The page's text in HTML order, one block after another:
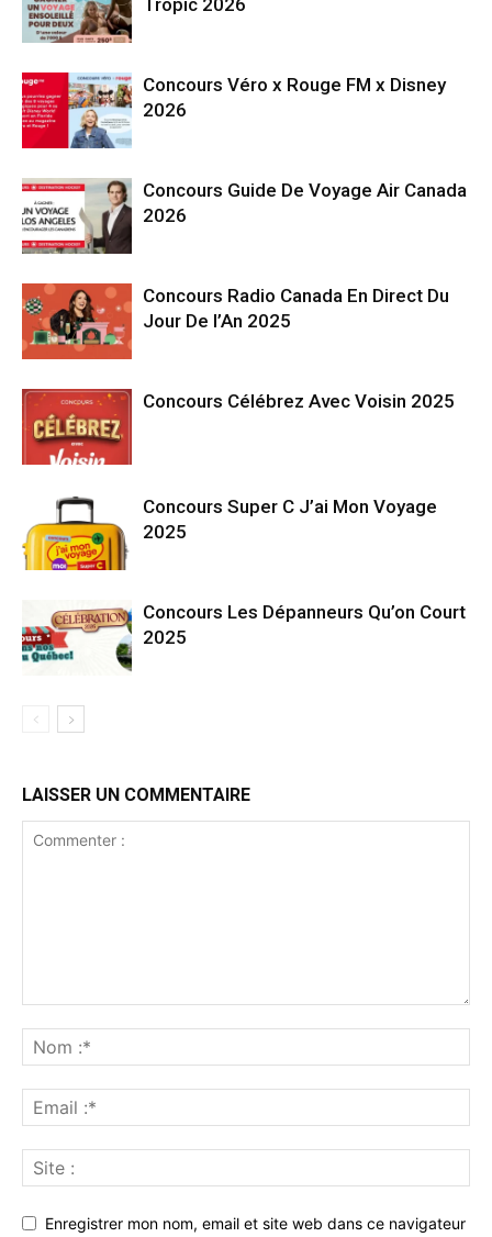
Concours Véro x Rouge FM x Disney
2026
Concours Guide De Voyage Air Canada
2026
Concours Radio Canada En Direct Du
Jour De l’An 2025
Concours Célébrez Avec Voisin 2025
Concours Super C J’ai Mon Voyage
2025
Concours Les Dépanneurs Qu’on Court
2025
LAISSER UN COMMENTAIRE
Enregistrer mon nom, email et site web dans ce navigateur